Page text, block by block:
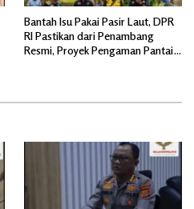
Bantah Isu Pakai Pasir Laut, DPR
RI Pastikan dari Penambang
Resmi, Proyek Pengaman Pantai